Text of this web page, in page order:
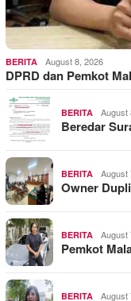
BERITA August 8, 2026
DPRD dan Pemkot
BERITA August
Beredar
BERITA August
Owner
BERITA August
Pemkot
BERITA August